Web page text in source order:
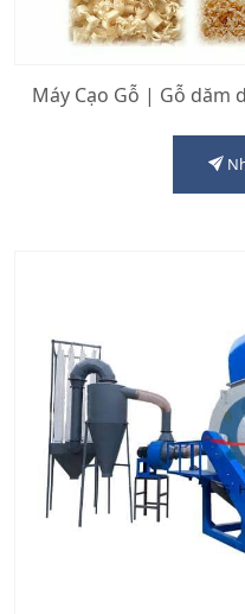
Máy Cạo Gỗ | Gỗ dăm